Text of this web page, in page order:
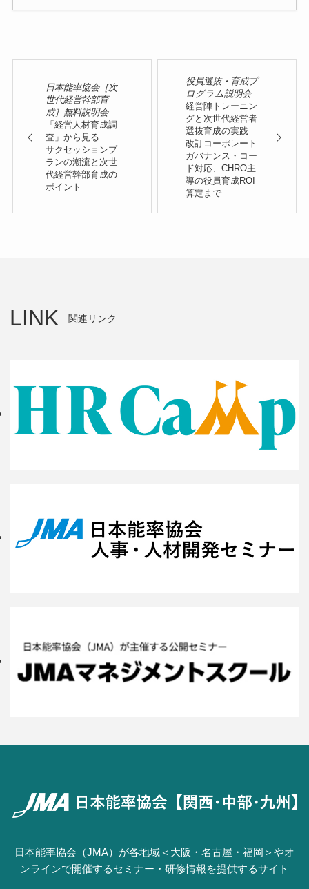
日本能率協会［次
世代経営幹部育
成］無料説明会
「経営人材育成調
査」から見る
サクセッションプ
ランの潮流と次世
代経営幹部育成の
ポイント
役員選抜・育成プ
ログラム説明会
経営陣トレーニン
グと次世代経営者
選抜育成の実践
改訂コーポレート
ガバナンス・コー
ド対応、CHRO主
導の役員育成ROI
算定まで
LINK 関連リンク
日本能率協会（JMA）が各地域＜大阪・名古屋・福岡＞やオ
ンラインで開催するセミナー・研修情報を提供するサイト